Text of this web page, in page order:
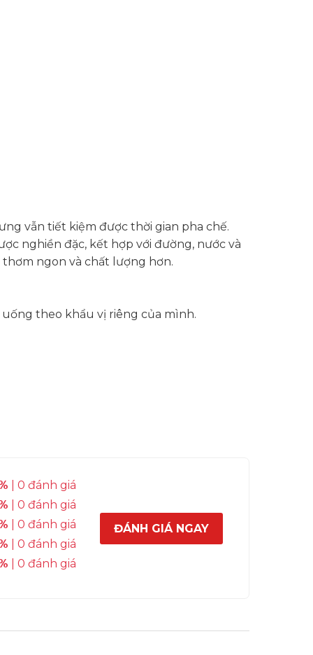
vẫn tiết kiệm được thời gian pha chế.
nghiền đặc, kết hợp với đường, nước và
ngon và chất lượng hơn.
theo khẩu vị riêng của mình.
| 0 đánh giá
| 0 đánh giá
| 0 đánh giá
| 0 đánh giá
| 0 đánh giá
ĐÁNH GIÁ NGAY